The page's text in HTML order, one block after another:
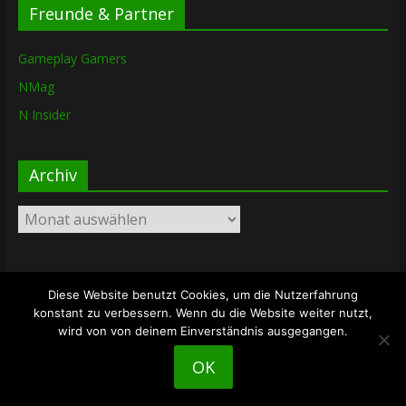
Freunde & Partner
Gameplay Gamers
NMag
N Insider
Archiv
Archiv
Copyright © 2026The Lost Dungeon. Alle Rechte vorbehalten.
Theme: ColorMag vonThemeGrill. Bereitgestellt von
WordPress
Diese Website benutzt Cookies, um die Nutzerfahrung
konstant zu verbessern. Wenn du die Website weiter nutzt,
wird von von deinem Einverständnis ausgegangen.
OK